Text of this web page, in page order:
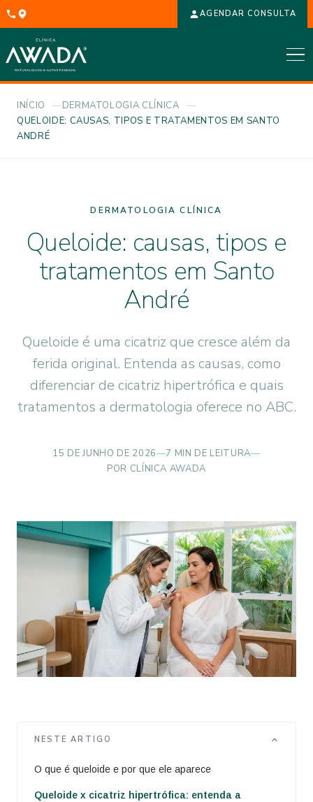
AGENDAR CONSULTA
INÍCIO
DERMATOLOGIA CLÍNICA
QUELOIDE: CAUSAS, TIPOS E TRATAMENTOS EM SANTO
ANDRÉ
DERMATOLOGIA CLÍNICA
Queloide: causas, tipos e
tratamentos em Santo
André
Queloide é uma cicatriz que cresce além da
ferida original. Entenda as causas, como
diferenciar de cicatriz hipertrófica e quais
tratamentos a dermatologia oferece no ABC.
15 DE JUNHO DE 2026—7 MIN DE LEITURA—
POR CLÍNICA AWADA
NESTE ARTIGO
O que é queloide e por que ele aparece
Queloide x cicatriz hipertrófica: entenda a